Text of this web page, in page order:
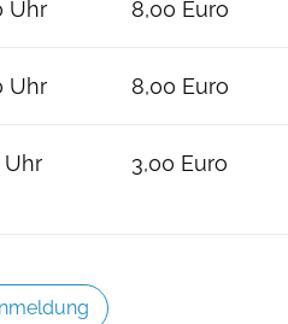
Uhr 8,00 Euro
Uhr 8,00 Euro
Uhr 3,00 Euro